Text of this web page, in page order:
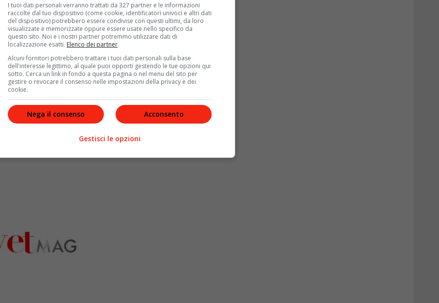
di salvare il proprio Governo
diprimo ministro dal 2016 al 2019, ha sollevato
è affrettato a rispondere: “ Suggerisco di leggere bene il
per vedere la conclusione dell’inchiesta”.
possa mutare a proprio favore, molti altri
a riguardo. Mitchell, exSegretario allo Sviluppo
del suo “ pieno sostegno “, ma che ora è
I tuoi dati personali verranno trattati da 327 partner e le informazioni
raccolte dal tuo dispositivo (come cookie, identificatori univoci e altri dati
del dispositivo) potrebbero essere condivise con questi ultimi, da loro
visualizzate e memorizzate oppure essere usate nello specifico da
questo sito. Noi e i nostri partner potremmo utilizzare dati di
localizzazione esatti. Elenco dei partner.
Alcuni fornitori potrebbero trattare i tuoi dati personali sulla base
dell'interesse legittimo, al quale puoi opporti gestendo le tue opzioni qui
sotto. Cerca un link in fondo a questa pagina o nel menu del sito per
gestire o revocare il consenso nelle impostazioni della privacy e dei
cookie.
Acconsento
Nega il consenso
Gestisci le opzioni